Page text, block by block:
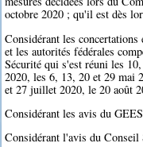
octobre 2020 ; qu'il est dès
Considérant les concertations
et les autorités fédérales
Sécurité qui s'est réuni les
2020, les 6, 13, 20 et 29 mai
et 27 juillet 2020, le 20 août
Considérant les avis du
Considérant l'avis du